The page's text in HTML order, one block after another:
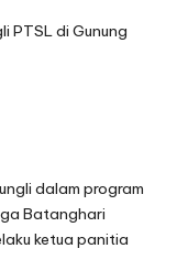
dalam program
Batanghari
ketua panitia